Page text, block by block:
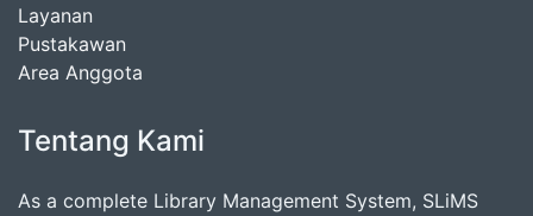
Layanan
Pustakawan
Area Anggota
Tentang Kami
As a complete Library Management System, SLiMS